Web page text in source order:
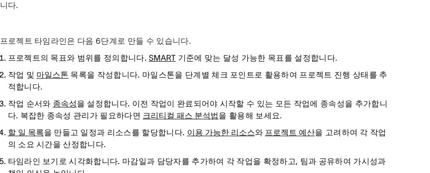
니다.
프로젝트 타임라인은 다음 6단계로 만들 수 있습니다.
프로젝트의 목표와 범위를 정의합니다. SMART 기준에 맞는 달성 가능한 목표를 설정합니다.
작업 및 마일스톤 목록을 작성합니다. 마일스톤을 단계별 체크 포인트로 활용하여 프로젝트 진행 상태를 추
적합니다.
작업 순서와 종속성을 설정합니다. 이전 작업이 완료되어야 시작할 수 있는 모든 작업에 종속성을 추가합니
다. 복잡한 종속성 관리가 필요하다면 크리티컬 패스 분석법을 활용해 보세요.
할 일 목록을 만들고 일정과 리소스를 할당합니다. 이용 가능한 리소스와 프로젝트 예산을 고려하여 각 작업
의 소요 시간을 산정합니다.
타임라인 보기로 시각화합니다. 마감일과 담당자를 추가하여 각 작업을 확정하고, 팀과 공유하여 가시성과